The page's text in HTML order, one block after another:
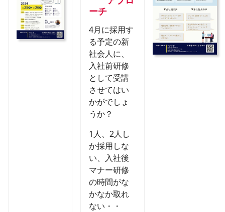
ーチ
4月に採用す
る予定の新
社会人に、
入社前研修
として受講
させてはい
かがでしょ
うか？
1人、2人し
か採用しな
い、入社後
マナー研修
の時間がな
かなか取れ
ない・・